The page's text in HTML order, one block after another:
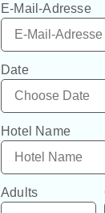
E-Mail-Adresse
Date
Hotel Name
Adults